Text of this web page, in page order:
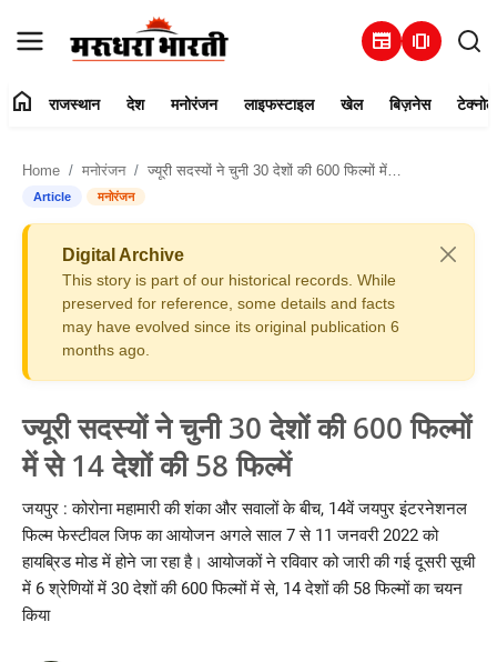
newspaper amp_stories
संपर्क करें
राजस्थान
मनोरंजन
लाइफस्टाइल
खेल
बिज़नेस
टेक्नोलॉजी
home राजस्थान देश मनोरंजन लाइफस्टाइल खेल बिज़नेस
Home मनोरंजन ज्यूरी सदस्यों ने चुनी 30 देशों की 600 फिल्मों में से 14 देशों की 58 फिल्में
Article मनोरंजन
Digital Archive
This story is part of our historical records. While
preserved for reference, some details and facts
may have evolved since its original publication 6
months ago.
ज्यूरी सदस्यों ने चुनी 30 देशों की 600 फिल्मों
में से 14 देशों की 58 फिल्में
जयपुर : कोरोना महामारी की शंका और सवालों के बीच, 14वें जयपुर इंटरनेशनल
फिल्म फेस्टीवल जिफ का आयोजन अगले साल 7 से 11 जनवरी 2022 को
हायब्रिड मोड में होने जा रहा है। आयोजकों ने रविवार को जारी की गई दूसरी सूची
में 6 श्रेणियों में 30 देशों की 600 फिल्मों में से, 14 देशों की 58 फिल्मों का चयन
किया